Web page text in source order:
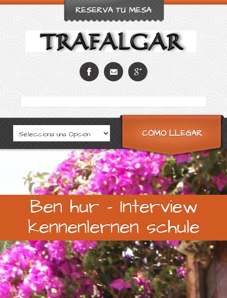
RESERVA TU MESA
CÓMO LLEGAR
Ben hur - Interview
kennenlernen schule